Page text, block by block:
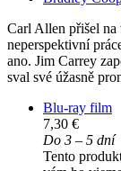
Carl Allen přišel na
neperspektivní
ano. Jim Carrey
sval své úžasně
Blu-ray film
7,30 €
Do 3 – 5 dní
Tento